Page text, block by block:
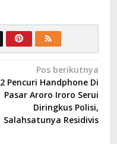
Pos berikutnya
2 Pencuri Handphone Di
Pasar Aroro Iroro Serui
Diringkus Polisi,
Salahsatunya Residivis